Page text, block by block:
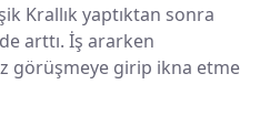
Krallık yaptıktan sonra
arttı. İş ararken
görüşmeye girip ikna etme